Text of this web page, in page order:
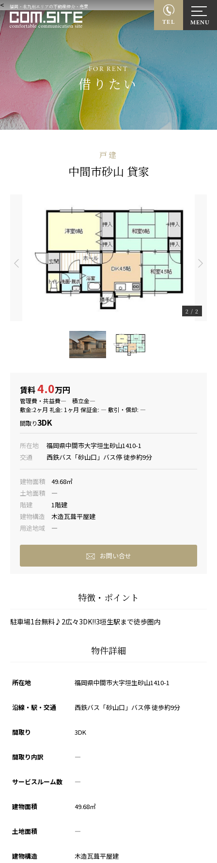
福岡・北九州エリアの不動産仲介・売買
TEL
<
FOR RENT
借りたい
戸建
中間市砂山 貸家
1 / 2
賃料4.0万円
管理費・共益費― 積立金―
敷金:2ヶ月 礼金: 1ヶ月 保証金: ― 敷引・償却: ―
間取り3DK
所在地
福岡県中間市大字垣生砂山1410-1
交通
西鉄バス「砂山口」バス停 徒歩約9分
建物面積 49.68㎡
土地面積
―
階建
1階建
建物構造
木造瓦葺平屋建
用途地域
―
お問い合せ
特徴・ポイント
駐車場1台無料♪2広々3DK!!3垣生駅まで徒歩圏内
物件詳細
所在地 福岡県中間市大字垣生砂山1410-1
沿線・駅・交通 西鉄バス「砂山口」バス停 徒歩約9分
間取り 3DK
間取り内訳 ―
サービスルーム数 ―
建物面積 49.68㎡
土地面積 ―
建物構造 木造瓦葺平屋建